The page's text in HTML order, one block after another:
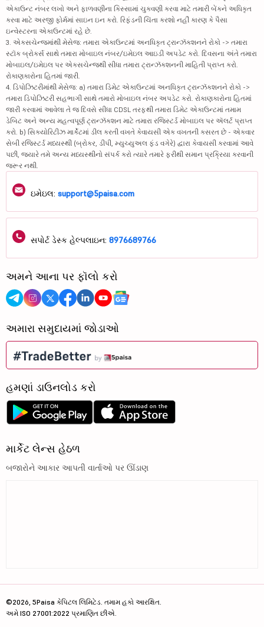
એકાઉન્ટ નંબર લખો અને ફાળવણીના કિસ્સામાં ચુકવણી કરવા માટે તમારી બેંકને અધિકૃત
કરવા માટે અરજી ફોર્મમાં સાઇન ઇન કરો. રિફંડની ચિંતા કરશો નહીં કારણ કે પૈસા
ઇન્વેસ્ટરના એકાઉન્ટમાં રહે છે.
3. એક્સચેન્જમાંથી મેસેજ: તમારા એકાઉન્ટમાં અનધિકૃત ટ્રાન્ઝૅક્શનને રોકો -> તમારા
સ્ટૉક બ્રોકર્સ સાથે તમારા મોબાઇલ નંબર/ઇમેઇલ આઇડી અપડેટ કરો. દિવસના અંતે તમારા
મોબાઇલ/ઇમેઇલ પર એક્સચેન્જથી સીધા તમારા ટ્રાન્ઝૅક્શનની માહિતી પ્રાપ્ત કરો.
રોકાણકારોના હિતમાં જારી.
4. ડિપોઝિટરીમાંથી મેસેજ: a) તમારા ડિમેટ એકાઉન્ટમાં અનધિકૃત ટ્રાન્ઝૅક્શનને રોકો ->
તમારા ડિપોઝિટરી સહભાગી સાથે તમારો મોબાઇલ નંબર અપડેટ કરો. રોકાણકારોના હિતમાં
જારી કરવામાં આવેલા તે જ દિવસે સીધા CDSL તરફથી તમારા ડિમેટ એકાઉન્ટમાં તમામ
ડેબિટ અને અન્ય મહત્વપૂર્ણ ટ્રાન્ઝૅક્શન માટે તમારા રજિસ્ટર્ડ મોબાઇલ પર ઍલર્ટ પ્રાપ્ત
કરો. b) સિક્યોરિટીઝ માર્કેટમાં ડીલ કરતી વખતે કેવાયસી એક વખતની કસરત છે - એકવાર
સેબી રજિસ્ટર્ડ મધ્યસ્થી (બ્રોકર, ડીપી, મ્યુચ્યુઅલ ફંડ વગેરે) દ્વારા કેવાયસી કરવામાં આવે
પછી, જ્યારે તમે અન્ય મધ્યસ્થીનો સંપર્ક કરો ત્યારે તમારે ફરીથી સમાન પ્રક્રિયા કરવાની
જરૂર નથી.
ઇમેઇલ: support@5paisa.com
સપોર્ટ ડેસ્ક હેલ્પલાઇન: 8976689766
અમને આના પર ફૉલો કરો
અમારા સમુદાયમાં જોડાઓ
હમણાં ડાઉનલોડ કરો
માર્કેટ લેન્સ હેઠળ
બજારોને આકાર આપતી વાર્તાઓ પર ઊંડાણ
©2026, 5Paisa કેપિટલ લિમિટેડ. તમામ હકો આરક્ષિત.
અમે ISO 27001:2022 પ્રમાણિત છીએ.